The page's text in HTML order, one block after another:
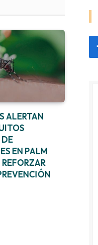
ALERTAN
EN PALM